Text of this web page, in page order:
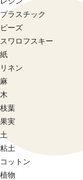
プラスチック
ビーズ
スワロフスキー
紙
リネン
麻
木
枝葉
果実
土
粘土
コットン
植物